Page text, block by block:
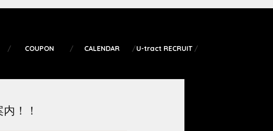
COUPON CALENDAR U-tract RECRUIT
！！